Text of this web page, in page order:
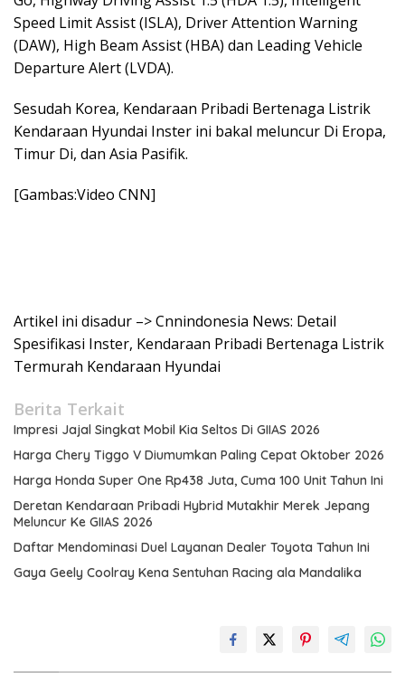
Speed Limit Assist (ISLA), Driver Attention Warning
(DAW), High Beam Assist (HBA) dan Leading Vehicle
Departure Alert (LVDA).
Sesudah Korea, Kendaraan Pribadi Bertenaga Listrik
Kendaraan Hyundai Inster ini bakal meluncur Di Eropa,
Timur Di, dan Asia Pasifik.
[Gambas:Video CNN]
Artikel ini disadur –> Cnnindonesia News: Detail
Spesifikasi Inster, Kendaraan Pribadi Bertenaga Listrik
Termurah Kendaraan Hyundai
Berita Terkait
Impresi Jajal Singkat Mobil Kia Seltos Di GIIAS 2026
Harga Chery Tiggo V Diumumkan Paling Cepat Oktober 2026
Harga Honda Super One Rp438 Juta, Cuma 100 Unit Tahun Ini
Deretan Kendaraan Pribadi Hybrid Mutakhir Merek Jepang
Meluncur Ke GIIAS 2026
Daftar Mendominasi Duel Layanan Dealer Toyota Tahun Ini
Gaya Geely Coolray Kena Sentuhan Racing ala Mandalika